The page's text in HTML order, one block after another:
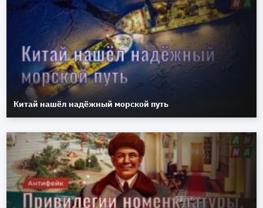
Китай нашёл надёжный морской путь